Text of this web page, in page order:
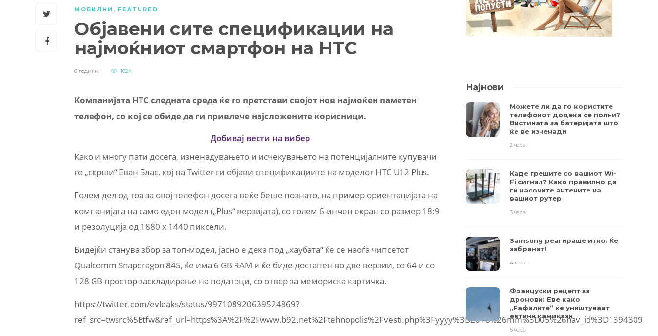
МОБИЛНИ , FEATURED
Објавени сите спецификации на
најмоќниот смартфон на HTC
8 години 1024
Компанијата HTC следната среда ќе го претстави својот нов најмоќен паметен
телефон, со кој се обиде да ги привлече најсложените корисници.
Добивај вести на вибер
Како и многу пати досега, изненадувањето и исчекувањето на потенцијалните купувачи
го „скрши“ Еван Блас, кој на Twitter ги објави спецификациите на моделот HTC U12 Plus.
Голем дел од тоа за овој телефон досега веќе беше познато, на пример ориентацијата на
компанијата на само еден модел („Plus“ верзијатa), со голем 6-инчен екран со размер 18:9
и резолуција од 1880 x 1440 пиксели.
Бидејќи станува збор за топ-модел, јасно е дека под „хаубата“ ќе се наоѓа чипсетот
Qualcomm Snapdragon 845, ќе има 6 GB RAM и ќе биде достапен во две верзии, со 64 и со
128 GB простор заскладирање на податоци, со отвор за мемориска картичка.
https://twitter.com/evleaks/status/997108920639524869?
ref_src=twsrc%5Etfw&ref_url=https%3A%2F%2Fwww.b92.net%2Ftehnopolis%2Fvesti.php%3Fyyyy%3D2018%26mm%3D05%26nav_id%3D1394309
Најнови
Можете ли да го користите
телефонот додека се полни?
Вистината за батеријата што
ќе ве изненади
2 часа
Каде грешите со вашиот Wi-
Fi сигнал? Како правилно да
ги насочите антените на
вашиот рутер
3 часа
Samsung реагираше итно: Ќе
забранат!
4 часа
Француски рецепт за
дронови: Еве како
„Рафалите“ ќе уништуваат
евтини камикази
5 часа